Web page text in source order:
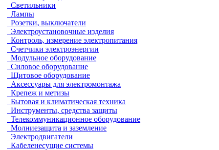
Светильники
Лампы
Розетки, выключатели
Электроустановочные изделия
Контроль, измерение электропитания
Счетчики электроэнергии
Модульное оборудование
Силовое оборудование
Щитовое оборудование
Аксессуары для электромонтажа
Крепеж и метизы
Бытовая и климатическая техника
Инструменты, средства защиты
Телекоммуникационное оборудование
Молниезащита и заземление
Электродвигатели
Кабеленесущие системы